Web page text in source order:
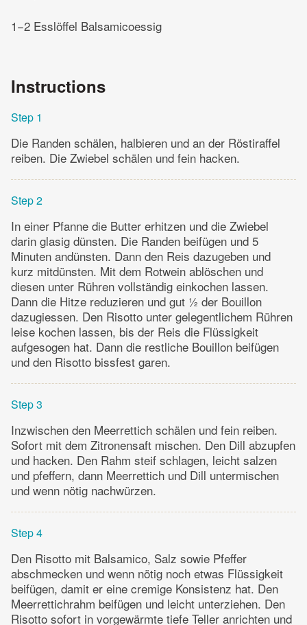
1−2 Esslöffel Balsamicoessig
Instructions
Step 1
Die Randen schälen, halbieren und an der Röstiraffel
reiben. Die Zwiebel schälen und fein hacken.
Step 2
In einer Pfanne die Butter erhitzen und die Zwiebel
darin glasig dünsten. Die Randen beifügen und 5
Minuten andünsten. Dann den Reis dazugeben und
kurz mitdünsten. Mit dem Rotwein ablöschen und
diesen unter Rühren vollständig einkochen lassen.
Dann die Hitze reduzieren und gut ½ der Bouillon
dazugiessen. Den Risotto unter gelegentlichem Rühren
leise kochen lassen, bis der Reis die Flüssigkeit
aufgesogen hat. Dann die restliche Bouillon beifügen
und den Risotto bissfest garen.
Step 3
Inzwischen den Meerrettich schälen und fein reiben.
Sofort mit dem Zitronensaft mischen. Den Dill abzupfen
und hacken. Den Rahm steif schlagen, leicht salzen
und pfeffern, dann Meerrettich und Dill untermischen
und wenn nötig nachwürzen.
Step 4
Den Risotto mit Balsamico, Salz sowie Pfeffer
abschmecken und wenn nötig noch etwas Flüssigkeit
beifügen, damit er eine cremige Konsistenz hat. Den
Meerrettichrahm beifügen und leicht unterziehen. Den
Risotto sofort in vorgewärmte tiefe Teller anrichten und